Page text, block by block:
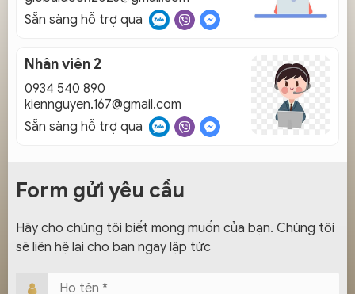
Sẵn sàng hỗ trợ qua
Nhân viên 2
0934 540 890
kiennguyen.167@gmail.com
Sẵn sàng hỗ trợ qua
Form gửi yêu cầu
Hãy cho chúng tôi biết mong muốn của bạn. Chúng tôi
sẽ liên hệ lại cho bạn ngay lập tức